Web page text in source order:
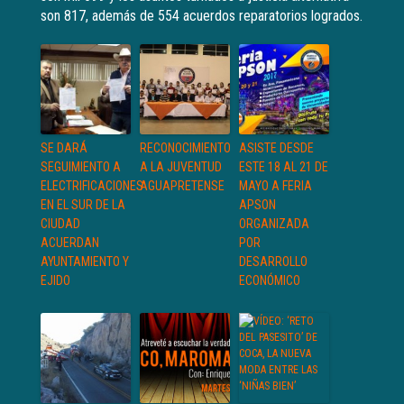
son 817, además de 554 acuerdos reparatorios logrados.
SE DARÁ
SEGUIMIENTO A
ELECTRIFICACIONES
EN EL SUR DE LA
CIUDAD
ACUERDAN
AYUNTAMIENTO Y
EJIDO
RECONOCIMIENTO
A LA JUVENTUD
AGUAPRETENSE
ASISTE DESDE
ESTE 18 AL 21 DE
MAYO A FERIA
APSON
ORGANIZADA
POR
DESARROLLO
ECONÓMICO